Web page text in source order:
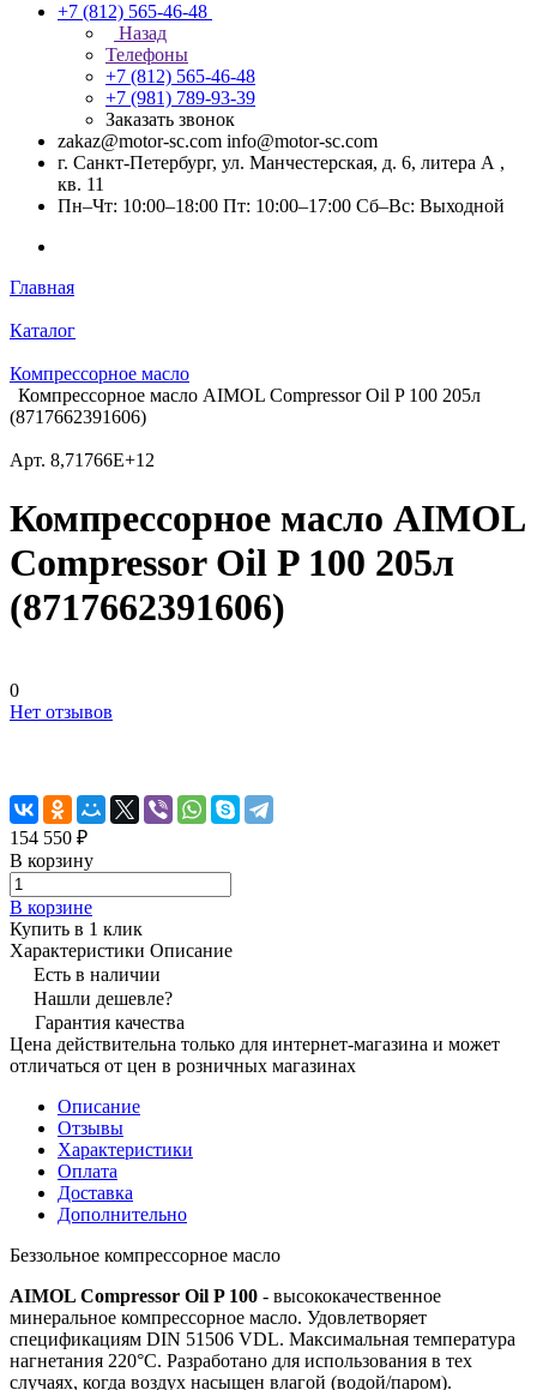
+7 (812) 565-46-48
Назад
Телефоны
+7 (812) 565-46-48
+7 (981) 789-93-39
Заказать звонок
zakaz@motor-sc.com info@motor-sc.com
г. Санкт-Петербург, ул. Манчестерская, д. 6, литера А ,
кв. 11
Пн–Чт: 10:00–18:00 Пт: 10:00–17:00 Сб–Вс: Выходной
Главная
Каталог
Компрессорное масло
Компрессорное масло AIMOL Compressor Oil P 100 205л
(8717662391606)
Арт. 8,71766E+12
Компрессорное масло AIMOL
Compressor Oil P 100 205л
(8717662391606)
0
Нет отзывов
154 550 ₽
В корзину
В корзине
Купить в 1 клик
Характеристики Описание
Есть в наличии
Нашли дешевле?
Гарантия качества
Цена действительна только для интернет-магазина и может
отличаться от цен в розничных магазинах
Описание
Отзывы
Характеристики
Оплата
Доставка
Дополнительно
Беззольное компрессорное масло
AIMOL Compressor Oil P 100 - высококачественное
минеральное компрессорное масло. Удовлетворяет
спецификациям DIN 51506 VDL. Максимальная температура
нагнетания 220°C. Разработано для использования в тех
случаях, когда воздух насыщен влагой (водой/паром).